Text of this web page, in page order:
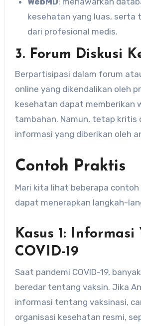
kesehatan yang luas, serta
dari profesional medis.
3. Forum Diskusi
Berpartisipasi dalam forum
online yang dikendalikan oleh
kesehatan dapat memberikan
tambahan. Namun, tetap kritis
informasi yang diberikan oleh
Contoh Praktis
Mari kita lihat beberapa
dapat menerapkan langkah-
Kasus 1: Informasi
COVID-19
Saat pandemi COVID-19,
beredar tentang vaksin. Jika
informasi tentang vaksinasi,
organisasi kesehatan resmi,